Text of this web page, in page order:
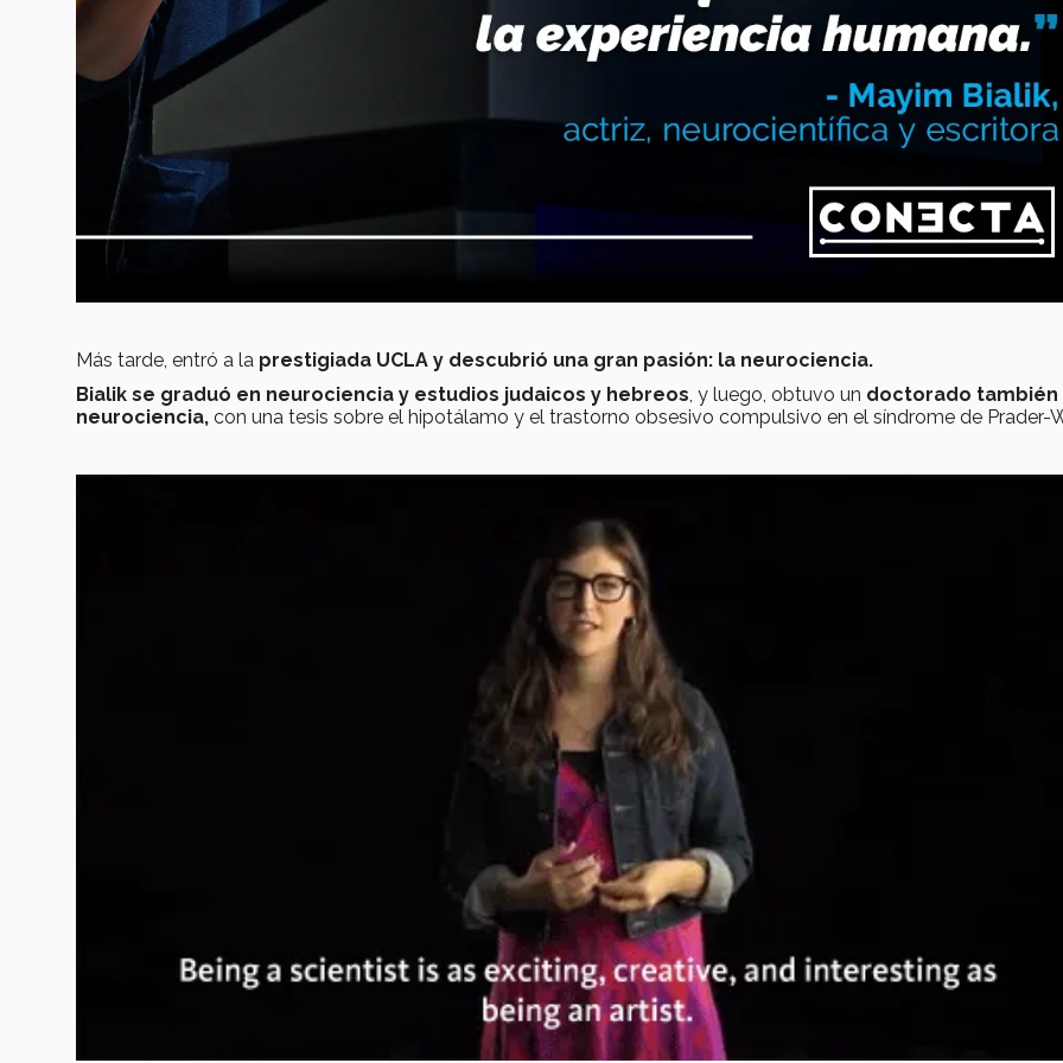
Más tarde, entró a la prestigiada UCLA y descubrió una gran pasión: la neurociencia.
Bialik se graduó en neurociencia y estudios judaicos y hebreos , y luego, obtuvo un doctorado también
neurociencia, con una tesis sobre el hipotálamo y el trastorno obsesivo compulsivo en el síndrome de Prader-